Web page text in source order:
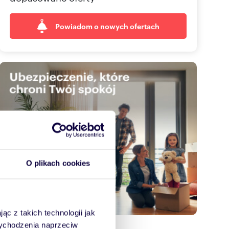
O plikach cookies
z takich technologii jak
naprzeciw
Powiadom o nowych ofertach